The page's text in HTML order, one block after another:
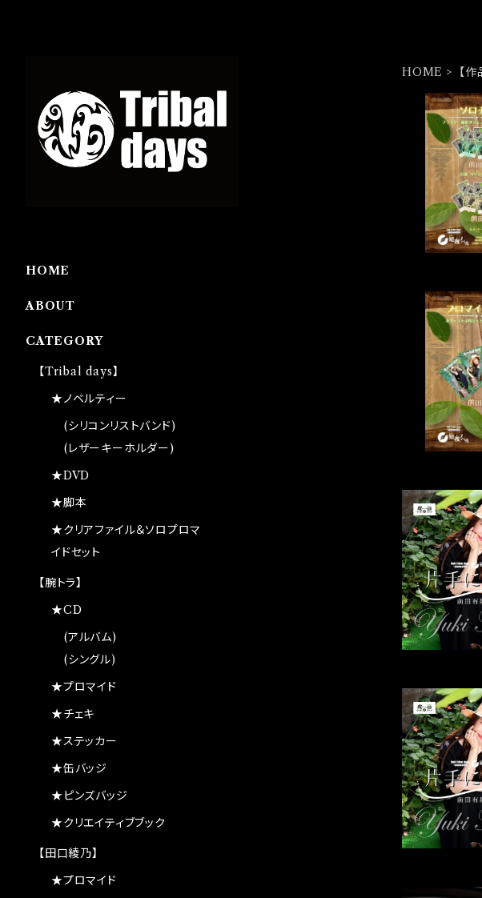
HOME 【
HOME
ABOUT
CATEGORY
【Tribal days】
★ノベルティー
(シリコンリストバンド)
(レザーキーホルダー)
★DVD
★脚本
★クリアファイル＆ソロプロマ
イドセット
【腕トラ】
★CD
(アルバム)
(シングル)
★プロマイド
★チェキ
★ステッカー
★缶バッジ
★ピンズバッジ
★クリエイティブブック
【田口綾乃】
★プロマイド